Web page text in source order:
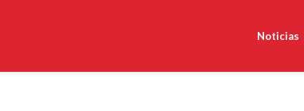
Noticias